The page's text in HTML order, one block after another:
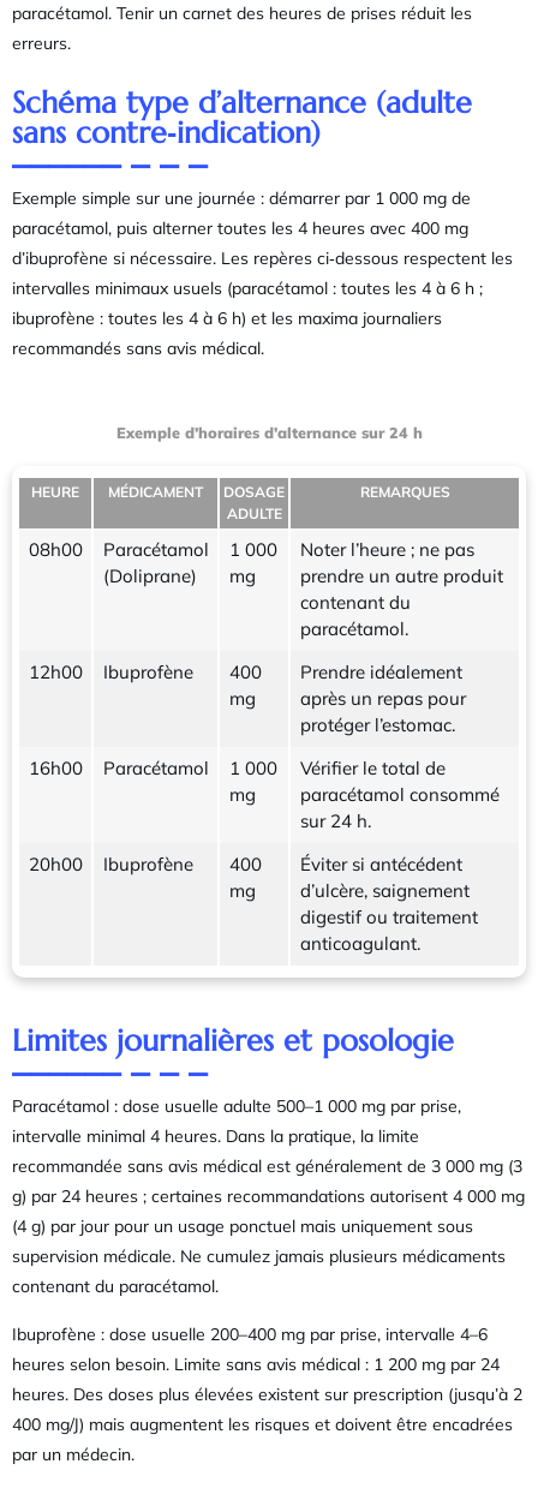
paracétamol. Tenir un carnet des heures de prises réduit les
erreurs.
Schéma type d’alternance (adulte
sans contre‑indication)
Exemple simple sur une journée : démarrer par 1 000 mg de
paracétamol, puis alterner toutes les 4 heures avec 400 mg
d’ibuprofène si nécessaire. Les repères ci‑dessous respectent les
intervalles minimaux usuels (paracétamol : toutes les 4 à 6 h ;
ibuprofène : toutes les 4 à 6 h) et les maxima journaliers
recommandés sans avis médical.
Exemple d’horaires d’alternance sur 24 h
HEURE MÉDICAMENT
DOSAGE
ADULTE
REMARQUES
08h00
Paracétamol
(Doliprane)
1 000
mg
Noter l’heure ; ne pas
prendre un autre produit
contenant du
paracétamol.
12h00
Ibuprofène
400
mg
Prendre idéalement
après un repas pour
protéger l’estomac.
16h00
Paracétamol
1 000
mg
Vérifier le total de
paracétamol consommé
sur 24 h.
20h00
Ibuprofène
400
mg
Éviter si antécédent
d’ulcère, saignement
digestif ou traitement
anticoagulant.
Limites journalières et posologie
Paracétamol : dose usuelle adulte 500–1 000 mg par prise,
intervalle minimal 4 heures. Dans la pratique, la limite
recommandée sans avis médical est généralement de 3 000 mg (3
g) par 24 heures ; certaines recommandations autorisent 4 000 mg
(4 g) par jour pour un usage ponctuel mais uniquement sous
supervision médicale. Ne cumulez jamais plusieurs médicaments
contenant du paracétamol.
Ibuprofène : dose usuelle 200–400 mg par prise, intervalle 4–6
heures selon besoin. Limite sans avis médical : 1 200 mg par 24
heures. Des doses plus élevées existent sur prescription (jusqu’à 2
400 mg/J) mais augmentent les risques et doivent être encadrées
par un médecin.